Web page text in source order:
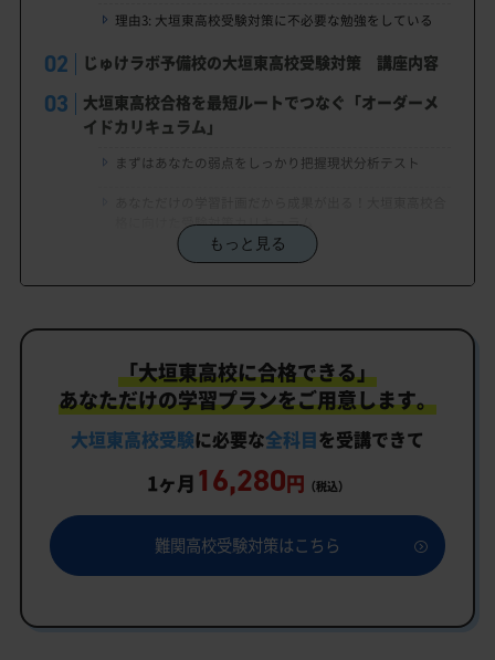
理由3: 大垣東高校受験対策に不必要な勉強をしている
じゅけラボ予備校の大垣東高校受験対策 講座内容
大垣東高校合格を最短ルートでつなぐ「オーダーメ
イドカリキュラム」
まずはあなたの弱点をしっかり把握現状分析テスト
格に向けた受験対策カリキュラム
学習効果をしっかり確認定着度テスト
メイドカリキュラム」だから成果が出る！
カリキュラムや料金についてお気軽にご相談くださ
い
大垣東高校受験専門のオンライン家庭教師「いつで
もクイック指導」もご用意
大垣東高校の特徴
教育理念
もっと見る
「大垣東高校に合格できる」
あなただけの学習プランをご用意します。
大垣東高校受験に必要な全科目を受講できて
1ヶ月 16,280円 （税込）
難関高校受験対策はこちら